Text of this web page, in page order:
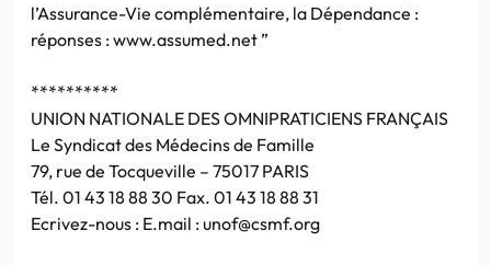
l’Assurance-Vie complémentaire, la Dépendance :
réponses : www.assumed.net ”
**********
UNION NATIONALE DES OMNIPRATICIENS FRANÇAIS
Le Syndicat des Médecins de Famille
79, rue de Tocqueville – 75017 PARIS
Tél. 01 43 18 88 30 Fax. 01 43 18 88 31
Ecrivez-nous : E.mail : unof@csmf.org